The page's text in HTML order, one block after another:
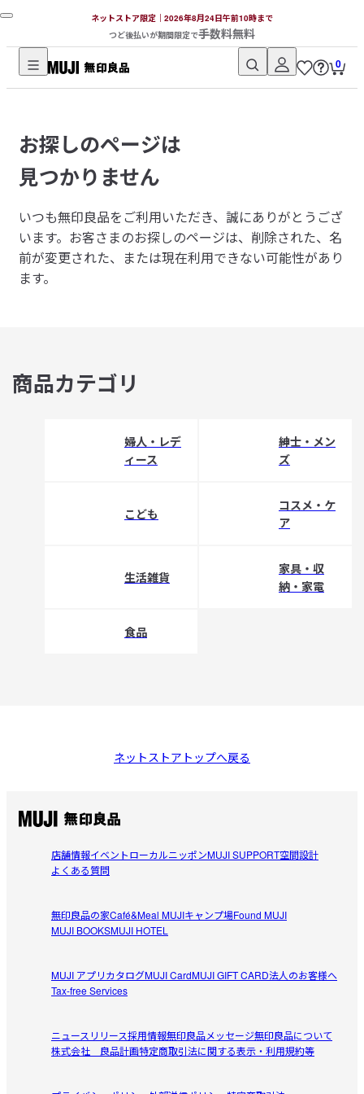
ネットストア限定｜2026年8月24日午前10時まで
つど後払いが期間限定で手数料無料
無
品
ネ
ッ
ト
ス
ト
ア
0
お探しのページは
見つかりません
いつも無印良品をご利用いただき、誠にありがとうござ
います。 お客さまのお探しのページは、削除された、名
前が変更された、または現在利用できない可能性があり
ます。
商品カテゴリ
婦人・レデ
ィース
紳士・メン
ズ
こども
コスメ・ケ
ア
生活雑貨
家具・収
納・家電
食品
ネットストアトップへ戻る
店舗情報イベントローカルニッポンMUJI SUPPORT空間設計
よくある質問
無印良品の家Café&Meal MUJIキャンプ場Found MUJI
MUJI BOOKSMUJI HOTEL
MUJI アプリカタログMUJI CardMUJI GIFT CARD法人のお客様へ
Tax-free Services
ニュースリリース採用情報無印良品メッセージ無印良品について
株式会社 良品計画特定商取引法に関する表示・利用規約等